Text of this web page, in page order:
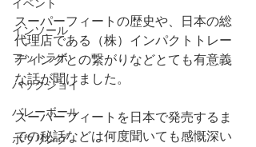
イベント
インソール
フットラボ
バックジョイ
バレーボール
ボウリング
スーパーフィートの歴史や、日本の総
代理店である（株）インパクトトレー
ディングとの繋がりなどとても有意義
な話が聞けました。
スーパーフィートを日本で発売するま
での秘話などは何度聞いても感慨深い